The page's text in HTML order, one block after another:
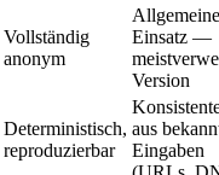
Vollständig
anonym
Einsatz —
Version
Deterministisch,
reproduzierbar
aus
Eingaben